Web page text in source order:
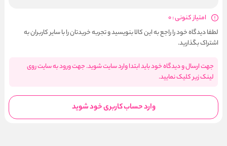
امتیاز کنونی : 0
لطفا دیدگاه خود را راجع به این کالا بنویسید و تجربه خریدتان را با سایر کاربران به
اشتراک بگذارید.
جهت ارسال و دیدگاه خود باید ابتدا وارد سایت شوید. جهت ورود به سایت روی
لینک زیر کلیک نمایید.
وارد حساب کاربری خود شوید